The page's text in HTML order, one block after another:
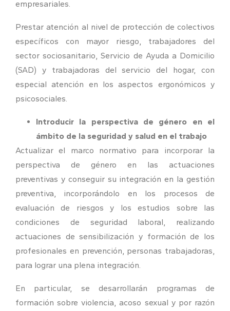
empresariales.
Prestar atención al nivel de protección de colectivos
específicos con mayor riesgo, trabajadores del
sector sociosanitario, Servicio de Ayuda a Domicilio
(SAD) y trabajadoras del servicio del hogar, con
especial atención en los aspectos ergonómicos y
psicosociales.
Introducir la perspectiva de género en el
ámbito de la seguridad y salud en el trabajo
Actualizar el marco normativo para incorporar la
perspectiva de género en las actuaciones
preventivas y conseguir su integración en la gestión
preventiva, incorporándolo en los procesos de
evaluación de riesgos y los estudios sobre las
condiciones de seguridad laboral, realizando
actuaciones de sensibilización y formación de los
profesionales en prevención, personas trabajadoras,
para lograr una plena integración.
En particular, se desarrollarán programas de
formación sobre violencia, acoso sexual y por razón